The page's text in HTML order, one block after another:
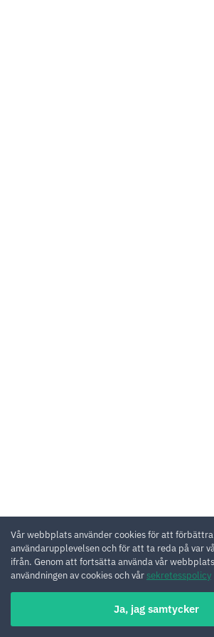
Vår webbplats använder cookies för att förbättra
användarupplevelsen och för att ta reda på var
ifrån. Genom att fortsätta använda vår
användningen av cookies och vår sekretesspolicy
Ja, jag samtycker